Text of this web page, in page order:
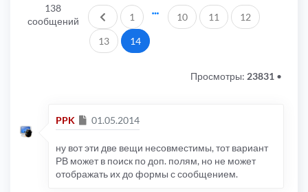
138
сообщений
Пред.
1 10 11 12
13 14
Просмотры: 23831 •
PPK Сообщение
01.05.2014
ну вот эти две вещи несовместимы, тот вариант
РВ может в поиск по доп. полям, но не может
отображать их до формы с сообщением.